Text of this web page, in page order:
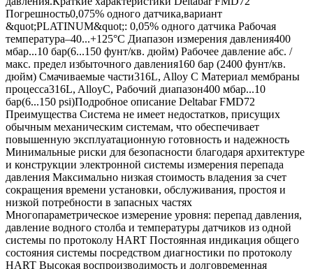
Погрешность0,075% одного датчика,вариант
&quot;PLATINUM&quot;: 0,05% одного датчика Рабочая
температура–40...+125°C Диапазон измерения давления400
мбар...10 бар(6...150 фунт/кв. дюйм) Рабочее давление абс. /
макс. предел избыточного давления160 бар (2400 фунт/кв.
дюйм) Смачиваемые части316L, Alloy C Материал мембраны
процесса316L, AlloyC, Рабочий диапазон400 мбар...10
бар(6...150 psi)Подробное описание Deltabar FMD72
Преимущества Система не имеет недостатков, присущих
обычным механическим системам, что обеспечивает
повышенную эксплуатационную готовность и надежность
Минимальные риски для безопасности благодаря архитектуре
и конструкции электронной системы измерения перепада
давления Максимально низкая стоимость владения за счет
сокращения времени установки, обслуживания, простоя и
низкой потребности в запасных частях
Многопараметрическое измерение уровня: перепад давления,
давление водного столба и температуры датчиков из одной
системы по протоколу HART Постоянная индикация общего
состояния системы посредством диагностики по протоколу
HART Высокая воспроизводимость и долговременная